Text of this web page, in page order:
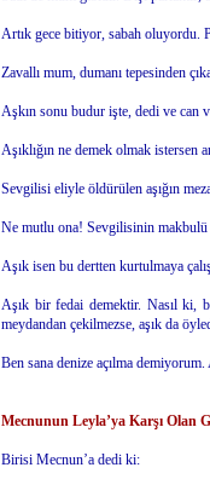
Artık gece bitiyor, sabah oluyordu.
Zavallı mum, dumanı tepesinden
Aşkın sonu budur işte, dedi ve can
Aşıklığın ne demek olmak istersen
Sevgilisi eliyle öldürülen aşığın
Ne mutlu ona! Sevgilisinin
Aşık isen bu dertten kurtulmaya
Aşık bir fedai demektir. Nasıl ki,
meydandan çekilmezse, aşık da
Ben sana denize açılma
Mecnunun Leyla’ya Karşı Olan
Birisi Mecnun’a dedi ki: